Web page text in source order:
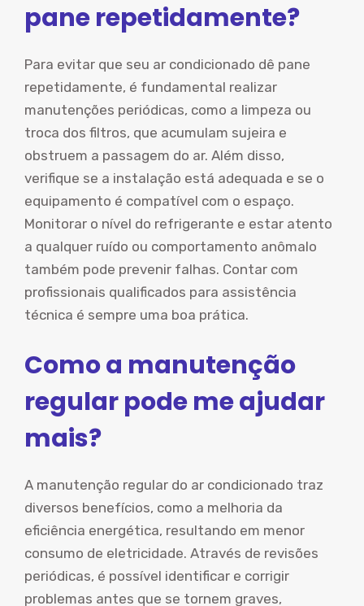
pane repetidamente?
Para evitar que seu ar condicionado dê pane
repetidamente, é fundamental realizar
manutenções periódicas, como a limpeza ou
troca dos filtros, que acumulam sujeira e
obstruem a passagem do ar. Além disso,
verifique se a instalação está adequada e se o
equipamento é compatível com o espaço.
Monitorar o nível do refrigerante e estar atento
a qualquer ruído ou comportamento anômalo
também pode prevenir falhas. Contar com
profissionais qualificados para assistência
técnica é sempre uma boa prática.
Como a manutenção
regular pode me ajudar
mais?
A manutenção regular do ar condicionado traz
diversos benefícios, como a melhoria da
eficiência energética, resultando em menor
consumo de eletricidade. Através de revisões
periódicas, é possível identificar e corrigir
problemas antes que se tornem graves,